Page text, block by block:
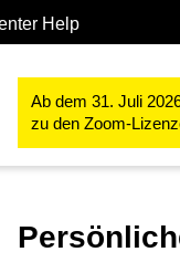
Help
Ab dem 31. Juli
zu den Zoom-
IT-Basis-